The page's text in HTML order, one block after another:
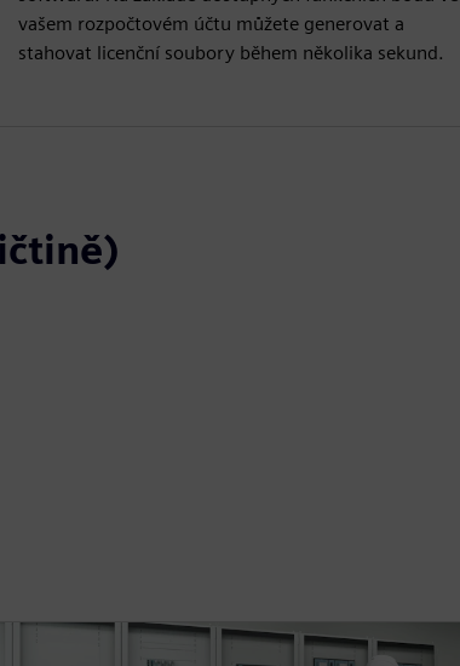
vašem rozpočtovém účtu můžete generovat a
stahovat licenční soubory během několika sekund.